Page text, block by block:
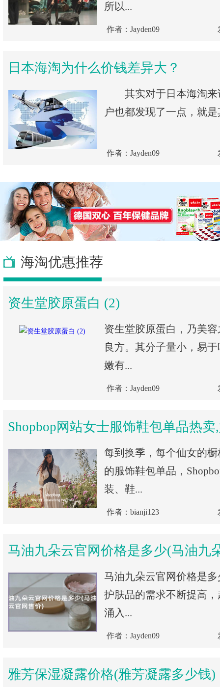
所以...
作者：Jayden09
日本海淘为什么价钱差异大？
其实对于日本海淘来
户也都发现了一点，就
作者：Jayden09
海淘优惠推荐
资生堂胶原蛋白 (2)
资生堂胶原蛋白，乃美
良方。其分子量小，易
嫩有...
作者：Jayden09
Shopbop网站女士服饰鞋包单品热
每到换季，每个仙女的
的服饰鞋包单品，
装、鞋...
作者：bianji123
马油九朵云官网价格是多少(马油九
马油九朵云官网价格是
护肤品的需求不断提高
涌入...
作者：Jayden09
雅芳保湿凝露价格(雅芳凝露多少钱)